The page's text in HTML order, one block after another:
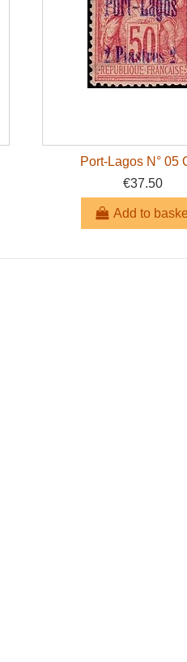
Port-Lagos N° 05
€37.50
Add to